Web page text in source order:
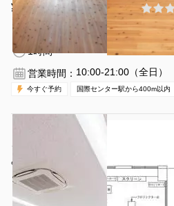
¥8085 〜 ¥10395 /時間
伏見駅 徒歩10分 愛知県名古屋市
1時間〜
営業時間： 10:00-21:00（全日）
今すぐ予約 国際センター駅から400m以内
【名古屋の伏見駅徒歩1分】定員36
ジェクター含む備品・高速Wi-Fiが無
みんなの貸会議室 名古屋栄店